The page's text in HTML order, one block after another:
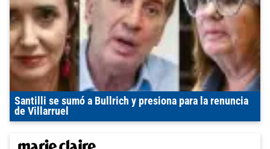
Santilli se sumó a Bullrich y presiona para la renuncia
de Villarruel